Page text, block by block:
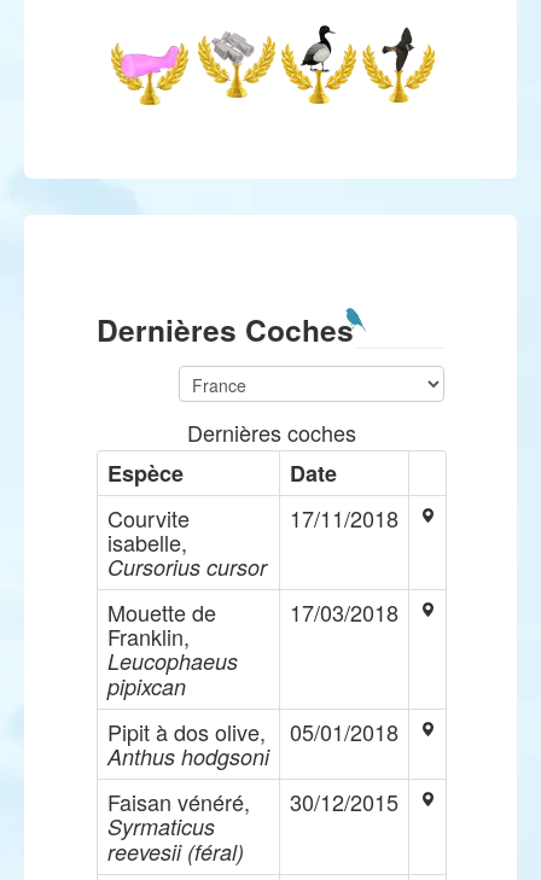
Dernières Coches
Dernières coches
Espèce
Date
Courvite
isabelle,
Cursorius cursor
17/11/2018
Mouette de
Franklin,
Leucophaeus
pipixcan
17/03/2018
Pipit à dos olive,
Anthus hodgsoni
05/01/2018
Faisan vénéré,
Syrmaticus
reevesii (féral)
30/12/2015